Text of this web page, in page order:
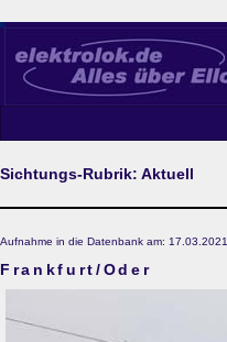
Sichtungs-Rubrik: Aktuell
Aufnahme in die Datenbank am: 17.03.2021
Frankfurt/Oder